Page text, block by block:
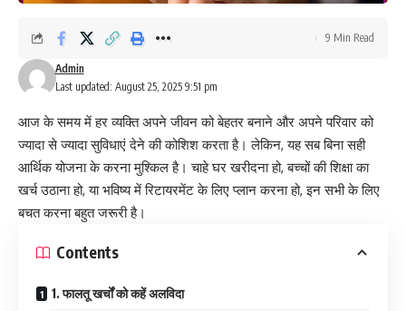
Last updated: August 25, 2025 9:51 pm
Admin
9 Min Read
आज के समय में हर व्यक्ति अपने जीवन को बेहतर बनाने और अपने परिवार को
ज्यादा से ज्यादा सुविधाएं देने की कोशिश करता है। लेकिन, यह सब बिना सही
आर्थिक योजना के करना मुश्किल है। चाहे घर खरीदना हो, बच्चों की शिक्षा का
खर्च उठाना हो, या भविष्य में रिटायरमेंट के लिए प्लान करना हो, इन सभी के लिए
बचत करना बहुत जरूरी है।
Contents
1. फालतू खर्चों को कहें अलविदा